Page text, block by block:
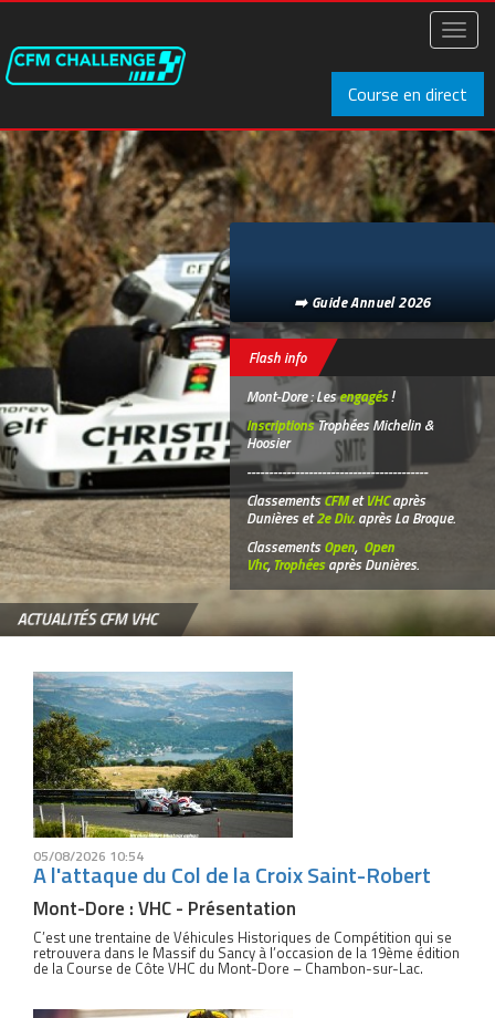
Aller
principal
Course en direct
➡️ Guide Annuel 2026
Flash info
Mont-Dore : Lesengagés!
InscriptionsTrophées Michelin &
Hoosier
-----------------------------------------
ClassementsCFMetVHCaprès
Dunières et2e Div. après La Broque.
ClassementsOpen, Open
Vhc, Trophéesaprès Dunières.
ACTUALITÉS CFM VHC
05/08/2026 10:54
A l'attaque du Col de la Croix Saint-Robert
Mont-Dore : VHC - Présentation
C’est une trentaine de Véhicules Historiques de Compétition qui se
retrouvera dans le Massif du Sancy à l’occasion de la 19ème édition
de la Course de Côte VHC du Mont-Dore – Chambon-sur-Lac.